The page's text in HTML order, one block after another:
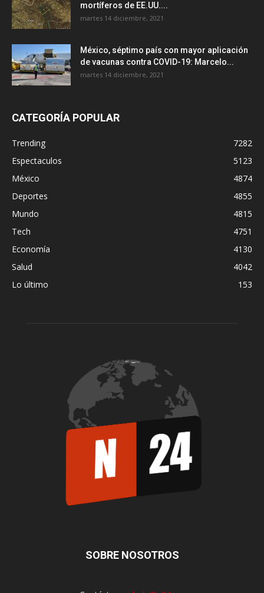
mortíferos de EE.UU....
martes 14 diciembre, 2021
México, séptimo país con mayor aplicación
de vacunas contra COVID-19: Marcelo...
martes 14 diciembre, 2021
CATEGORÍA POPULAR
Trending
7282
Espectaculos
5123
México
4874
Deportes
4855
Mundo
4815
Tech
4751
Economía
4130
Salud
4042
Lo último
153
SOBRE NOSOTROS